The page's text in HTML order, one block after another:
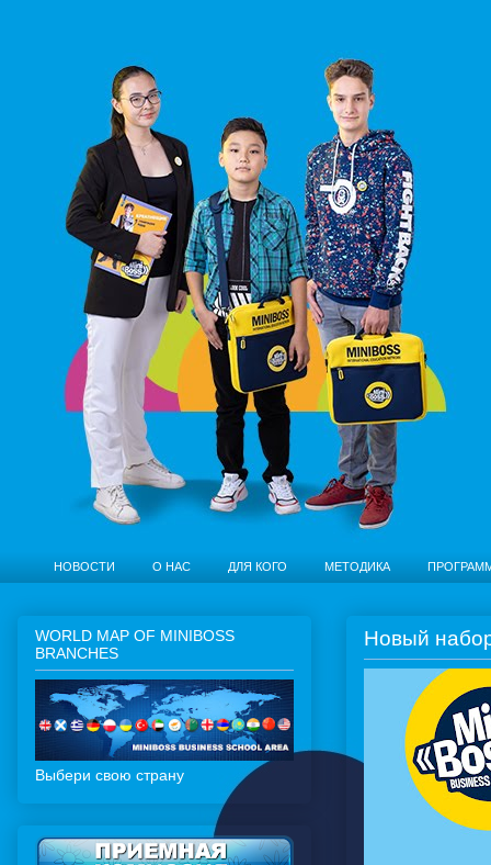
НОВОСТИ О НАС ДЛЯ КОГО МЕТОДИКА
Новый
WORLD MAP OF MINIBOSS
BRANCHES
Выбери свою страну